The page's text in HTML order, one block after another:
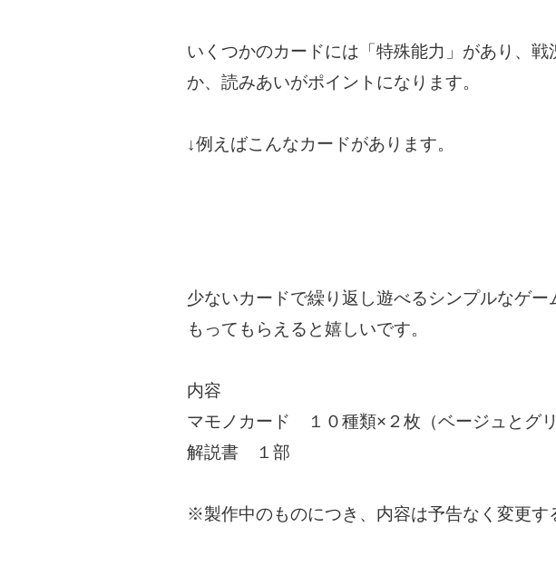
いくつかのカードには「特殊能力」があり、
か、読みあいがポイントになります。
↓例えばこんなカードがあります。
少ないカードで繰り返し遊べるシンプルなゲ
もってもらえると嬉しいです。
内容
マモノカード １０種類×２枚（ベージュとグリ
解説書 １部
※製作中のものにつき、内容は予告なく変更す